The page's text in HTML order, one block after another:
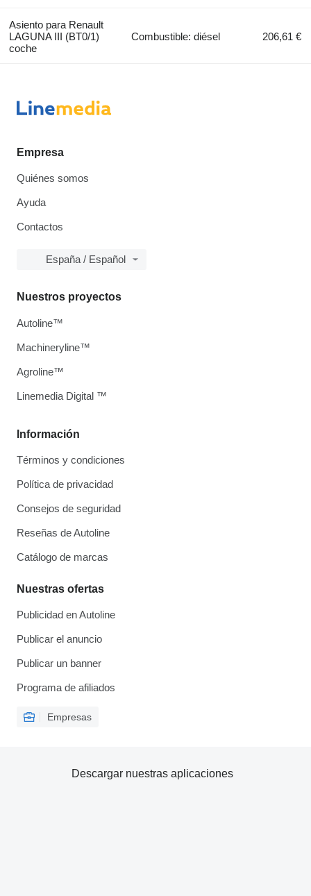
Asiento para Renault
LAGUNA III (BT0/1)
coche
Combustible: diésel 206,61 €
Empresa
Quiénes somos
Ayuda
Contactos
España / Español
Información
Términos y condiciones
Política de privacidad
Consejos de seguridad
Reseñas de Autoline
Catálogo de marcas
Nuestras ofertas
Publicidad en Autoline
Publicar el anuncio
Publicar un banner
Programa de afiliados
Empresas
Nuestros proyectos
Autoline™
Machineryline™
Agroline™
Linemedia Digital ™
Descargar nuestras aplicaciones